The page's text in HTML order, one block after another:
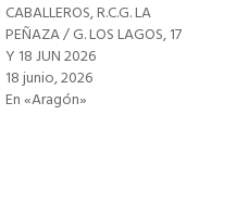
CABALLEROS, R.C.G. LA
PEÑAZA / G. LOS LAGOS, 17
Y 18 JUN 2026
18 junio, 2026
En «Aragón»